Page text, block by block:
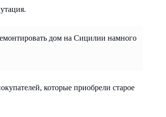
дом на Сицилии намного
которые приобрели старое